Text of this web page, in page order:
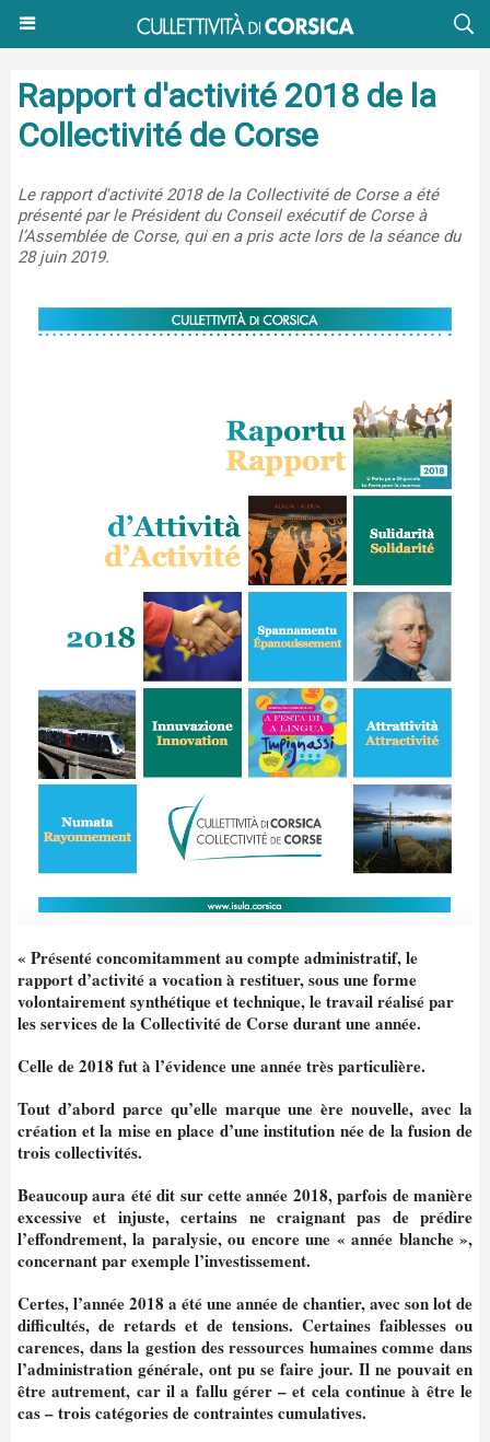
Rapport d'activité 2018 de la
Collectivité de Corse
Le rapport d'activité 2018 de la Collectivité de Corse a été
présenté par le Président du Conseil exécutif de Corse à
l’Assemblée de Corse, qui en a pris acte lors de la séance du
28 juin 2019.
« Présenté concomitamment au compte administratif, le
rapport d’activité a vocation à restituer, sous une forme
volontairement synthétique et technique, le travail réalisé par
les services de la Collectivité de Corse durant une année.
Celle de 2018 fut à l’évidence une année très particulière.
Tout d’abord parce qu’elle marque une ère nouvelle, avec la
création et la mise en place d’une institution née de la fusion de
trois collectivités.
Beaucoup aura été dit sur cette année 2018, parfois de manière
excessive et injuste, certains ne craignant pas de prédire
l’effondrement, la paralysie, ou encore une « année blanche »,
concernant par exemple l’investissement.
Certes, l’année 2018 a été une année de chantier,avec son lot de
difficultés, de retards et de tensions. Certaines faiblesses ou
carences, dans la gestion des ressources humaines comme dans
l’administration générale, ont pu se faire jour. Il ne pouvait en
être autrement, car il a fallu gérer – et cela continue à être le
cas – trois catégories de contraintes cumulatives.